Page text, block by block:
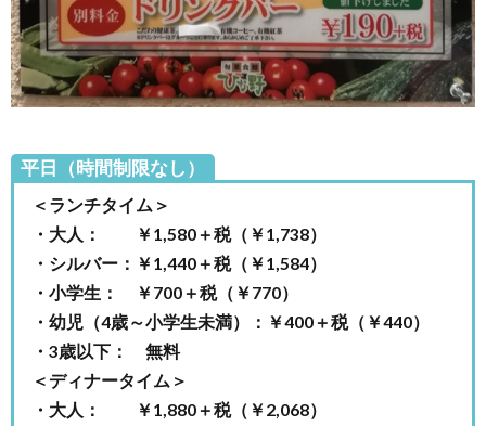
の様
子
4.
三郷
店の
クー
ポン
情報
5.
ひな
野新
三郷
の店
舗情
報
平日（時間制限なし）
＜ランチタイム＞
・大人： ￥1,580＋税（￥1,738）
・シルバー：￥1,440＋税（￥1,584）
・小学生： ￥700＋税（￥770）
・幼児（4歳～小学生未満）：￥400＋税（￥440）
・3歳以下： 無料
＜ディナータイム＞
・大人： ￥1,880＋税（￥2,068）